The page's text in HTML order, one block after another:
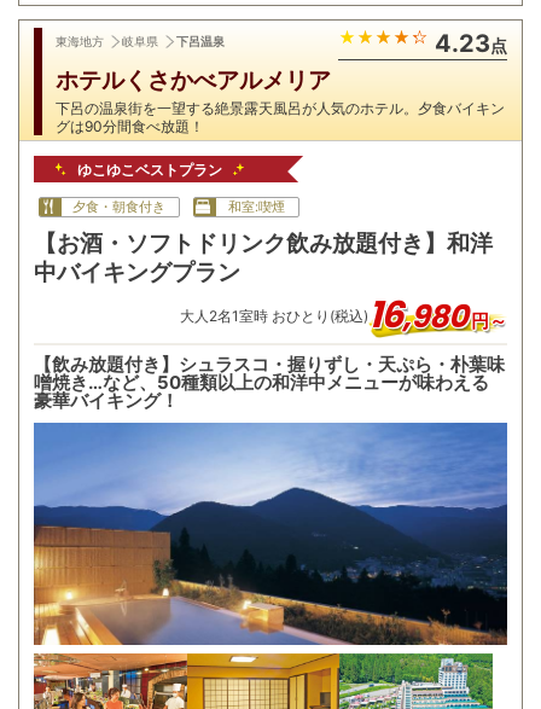
東海地方 岐阜県 下呂温泉 4.23点
ホテルくさかべアルメリア
下呂の温泉街を一望する絶景露天風呂が人気のホテル。夕食バイキン
グは90分間食べ放題！
ゆこゆこベストプラン
夕食・朝食付き 和室:喫煙
【お酒・ソフトドリンク飲み放題付き】和洋
中バイキングプラン
大人 2名1室時 おひとり(税込)16,980円～
【飲み放題付き】シュラスコ・握りずし・天ぷら・朴葉味
噌焼き…など、50種類以上の和洋中メニューが味わえる
豪華バイキング！